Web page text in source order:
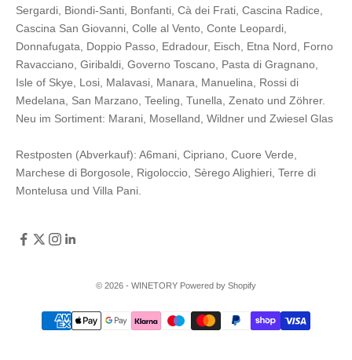
Sergardi Biondi-Santi Bonfanti Cà dei Frati Cascina Radice
Cascina San Giovanni Colle al Vento Conte Leopardi
Donnafugata
Doppio Passo Edradour, Eisch Etna Nord
Forno
Ravacciano Giribaldi Governo Toscano Pasta di Gragnano
Isle of Skye
Losi Malavasi Manara Manuelina
Rossi di
Medelana
San Marzano Teeling Tunella Zenato und Zöhrer.
Neu im Sortiment: Marani, Moselland Wildner und Zwiesel Glas
Restposten (Abverkauf): A6mani Cipriano Cuore Verde
Marchese di Borgosole
Rigoloccio Sèrego Alighieri Terre di
Montelusa und Villa Pani
© 2026 - WINETORY Powered by Shopify